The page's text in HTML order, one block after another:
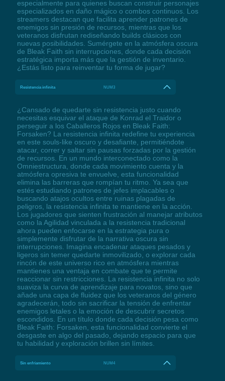
especialmente para quienes buscan construir personajes
especializados en daño mágico o combos continuos. Los
streamers destacan que facilita aprender patrones de
enemigos sin presión de recursos, mientras que los
veteranos disfrutan rediseñando builds clásicos con
nuevas posibilidades. Sumérgete en la atmósfera oscura
de Bleak Faith sin interrupciones, donde cada decisión
estratégica importa más que la gestión de inventario.
¿Estás listo para reinventar tu forma de jugar?
Resistencia infinita NUM3
¿Cansado de quedarte sin resistencia justo cuando
necesitas esquivar el ataque de Konrad el Traidor o
perseguir a los Caballeros Rojos en Bleak Faith:
Forsaken? La resistencia infinita redefine tu experiencia
en este souls-like oscuro y desafiante, permitiéndote
atacar, correr y saltar sin pausas forzadas por la gestión
de recursos. En un mundo interconectado como la
Omniestructura, donde cada movimiento cuenta y la
atmósfera opresiva te envuelve, esta funcionalidad
elimina las barreras que rompían tu ritmo. Ya sea que
estés estudiando patrones de jefes implacables o
buscando atajos ocultos entre ruinas plagadas de
peligros, la resistencia infinita te mantiene en la acción.
Los jugadores que sienten frustración al manejar atributos
como la Agilidad vinculada a la resistencia tradicional
ahora pueden enfocarse en la estrategia pura o
simplemente disfrutar de la narrativa oscura sin
interrupciones. Imagina encadenar ataques pesados y
ligeros sin temer quedarte inmovilizado, o explorar cada
rincón de este universo rico en atmósfera mientras
mantienes una ventaja en combate que te permite
reaccionar sin restricciones. La resistencia infinita no solo
suaviza la curva de aprendizaje para novatos, sino que
añade una capa de fluidez que los veteranos del género
agradecerán, todo sin sacrificar la tensión de enfrentar
enemigos letales o la emoción de descubrir secretos
escondidos. En un título donde cada decisión pesa como
Bleak Faith: Forsaken, esta funcionalidad convierte el
desgaste en algo del pasado, dejando espacio para que
tu habilidad y exploración brillen sin límites.
Sin enfriamiento NUM4